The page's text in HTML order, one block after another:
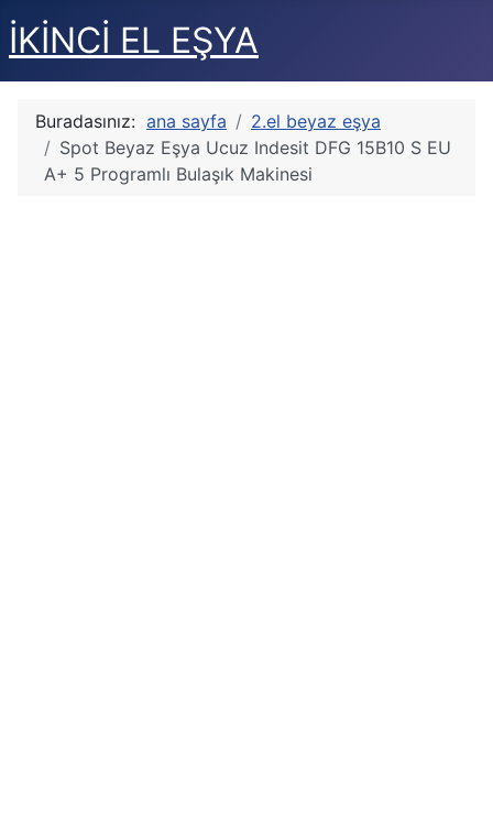
İKİNCİ EL EŞYA
Buradasınız: ana sayfa
2.el beyaz eşya
Spot Beyaz Eşya Ucuz Indesit DFG 15B10 S EU
A+ 5 Programlı Bulaşık Makinesi